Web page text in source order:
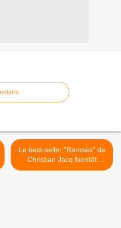
Le best-seller "Ramsès" de
Christian Jacq bientôt
adapté en série >